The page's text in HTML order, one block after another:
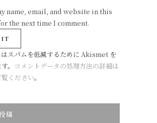
name, email, and website in this
the next time I comment.
はスパムを低減するために Akismet を
。 コメントデータの処理方法の詳細は
ください。
稿